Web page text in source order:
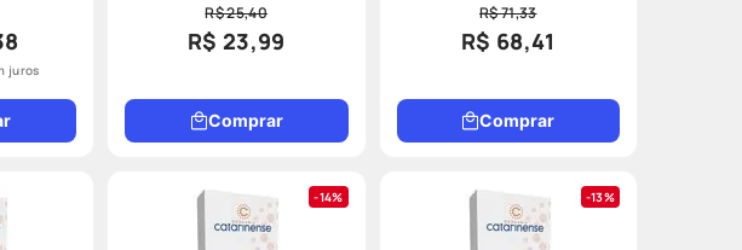
juros
R$ 25,40
R$ 23,99
Comprar
R$ 71,33
R$ 68,41
Comprar
14% 13%